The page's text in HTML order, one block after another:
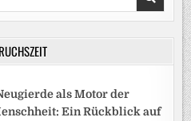
als Motor der
Ein Rückblick auf